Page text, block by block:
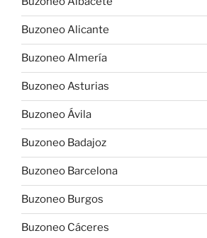
Buzoneo Alicante
Buzoneo Almería
Buzoneo Asturias
Buzoneo Ávila
Buzoneo Badajoz
Buzoneo Barcelona
Buzoneo Burgos
Buzoneo Cáceres